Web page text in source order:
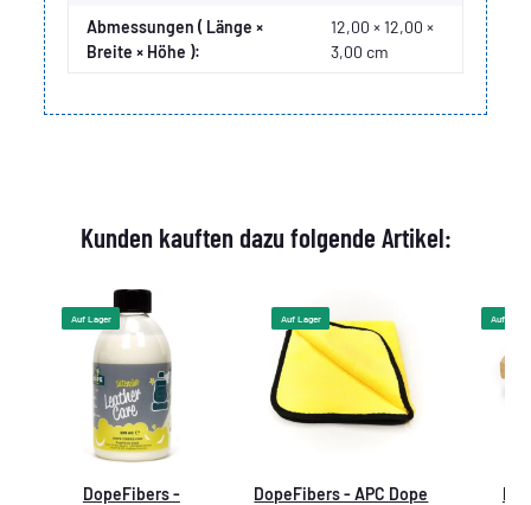
Abmessungen ( Länge ×
Breite × Höhe ):
12,00 × 12,00 ×
3,00 cm
Kunden kauften dazu folgende Artikel:
Auf Lager
DopeFibers -
Auf Lager
DopeFibers - APC Dope
Auf Lager